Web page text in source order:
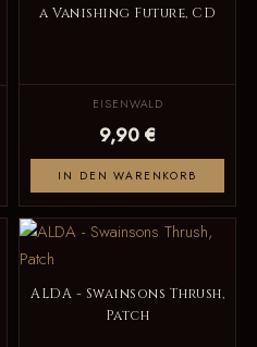
a Vanishing Future, CD
EISENWALD
9,90 €
IN DEN WARENKORB
ALDA - Swainsons Thrush,
Patch